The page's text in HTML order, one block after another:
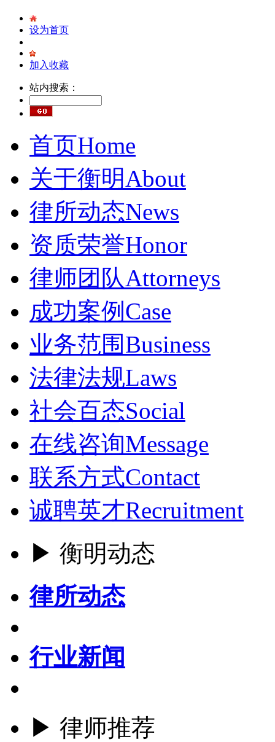
设为首页
加入收藏
站内搜索：
首页Home
关于衡明About
律所动态News
资质荣誉Honor
律师团队Attorneys
成功案例 Case
业务范围Business
法律法规Laws
社会百态Social
在线咨询Message
联系方式Contact
诚聘英才Recruitment
▶ 衡明动态
律所动态
行业新闻
▶ 律师推荐